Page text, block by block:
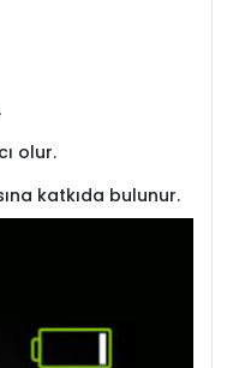
olur.
katkıda bulunur.